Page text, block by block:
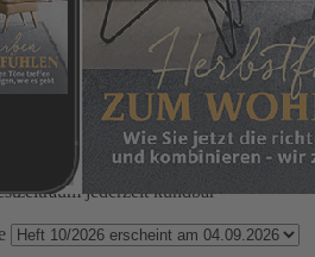
für mein Zuhause
und sicher direkt beim Verlag
Preisvorteil testen
Paper und das digitale Lesearchiv
jederzeit kündbar